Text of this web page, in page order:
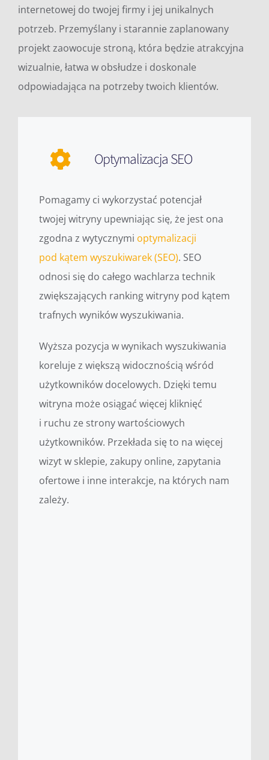
internetowej do twojej firmy i jej unikalnych
potrzeb. Przemyślany i starannie zaplanowany
projekt zaowocuje stroną, która będzie atrakcyjna
wizualnie, łatwa w obsłudze i doskonale
odpowiadająca na potrzeby twoich klientów.
Optymalizacja SEO
Pomagamy ci wykorzystać potencjał
twojej witryny upewniając się, że jest ona
zgodna z wytycznymi optymalizacji
pod kątem wyszukiwarek (SEO). SEO
odnosi się do całego wachlarza technik
zwiększających ranking witryny pod kątem
trafnych wyników wyszukiwania.
Wyższa pozycja w wynikach wyszukiwania
koreluje z większą widocznością wśród
użytkowników docelowych. Dzięki temu
witryna może osiągać więcej kliknięć
i ruchu ze strony wartościowych
użytkowników. Przekłada się to na więcej
wizyt w sklepie, zakupy online, zapytania
ofertowe i inne interakcje, na których nam
zależy.